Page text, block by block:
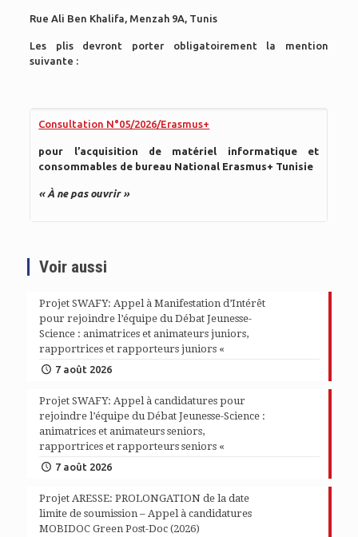
Rue Ali Ben Khalifa, Menzah 9A, Tunis
Les plis devront porter obligatoirement la mention
suivante :
Consultation N°05/2026/Erasmus+
pour l’acquisition de matériel informatique et
consommables de bureau National Erasmus+ Tunisie
« À ne pas ouvrir »
Voir aussi
Projet SWAFY: Appel à Manifestation d’Intérêt
pour rejoindre l’équipe du Débat Jeunesse-
Science : animatrices et animateurs juniors,
rapportrices et rapporteurs juniors «
7 août 2026
Projet SWAFY: Appel à candidatures pour
rejoindre l’équipe du Débat Jeunesse-Science :
animatrices et animateurs seniors,
rapportrices et rapporteurs seniors «
7 août 2026
Projet ARESSE: PROLONGATION de la date
limite de soumission – Appel à candidatures
MOBIDOC Green Post-Doc (2026)